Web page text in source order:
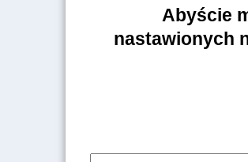
Abyście
nastawionych